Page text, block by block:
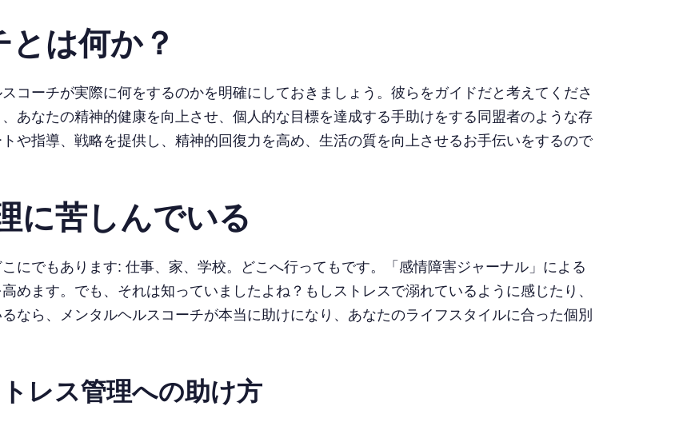
は何か？
コーチが実際に何をするのかを明確にしておきましょう。彼らをガイドだと考えてくださ
あなたの精神的健康を向上させ、個人的な目標を達成する手助けをする同盟者のような存
や指導、戦略を提供し、精神的回復力を高め、生活の質を向上させるお手伝いをするので
に苦しんでいる
にでもあります: 仕事、家、学校。どこへ行ってもです。「感情障害ジャーナル」による
めます。でも、それは知っていましたよね？もしストレスで溺れているように感じたり、
なら、メンタルヘルスコーチが本当に助けになり、あなたのライフスタイルに合った個別
レス管理への助け方